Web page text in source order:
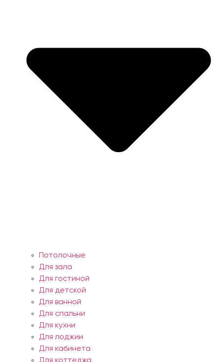
Потолочные
Для зала
Для гостиной
Для детской
Для ванной
Для спальни
Для кухни
Для лоджии
Для кабинета